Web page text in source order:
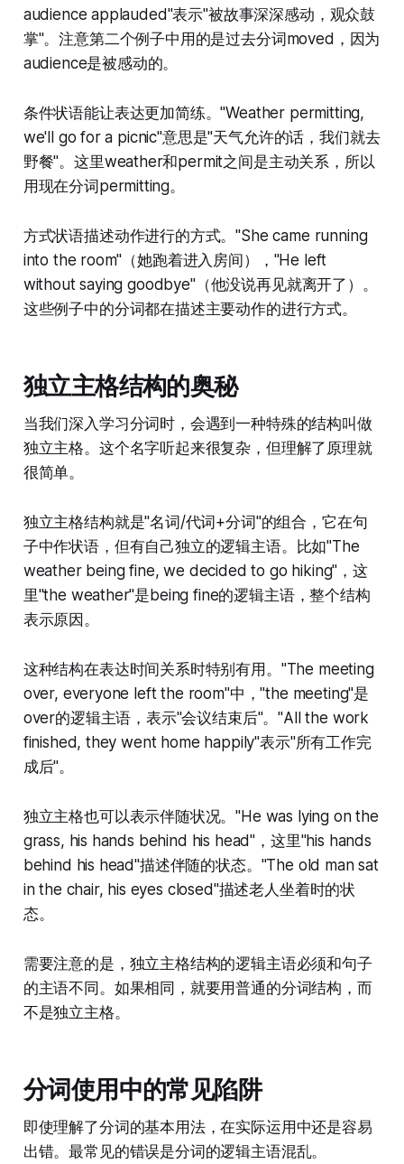
audience applauded"表示"被故事深深感动，观众鼓
掌"。注意第二个例子中用的是过去分词moved，因为
audience是被感动的。
条件状语能让表达更加简练。"Weather permitting,
we'll go for a picnic"意思是"天气允许的话，我们就去
野餐"。这里weather和permit之间是主动关系，所以
用现在分词permitting。
方式状语描述动作进行的方式。"She came running
into the room"（她跑着进入房间），"He left
without saying goodbye"（他没说再见就离开了）。
这些例子中的分词都在描述主要动作的进行方式。
独立主格结构的奥秘
当我们深入学习分词时，会遇到一种特殊的结构叫做
独立主格。这个名字听起来很复杂，但理解了原理就
很简单。
独立主格结构就是"名词/代词+分词"的组合，它在句
子中作状语，但有自己独立的逻辑主语。比如"The
weather being fine, we decided to go hiking"，这
里"the weather"是being fine的逻辑主语，整个结构
表示原因。
这种结构在表达时间关系时特别有用。"The meeting
over, everyone left the room"中，"the meeting"是
over的逻辑主语，表示"会议结束后"。"All the work
finished, they went home happily"表示"所有工作完
成后"。
独立主格也可以表示伴随状况。"He was lying on the
grass, his hands behind his head"，这里"his hands
behind his head"描述伴随的状态。"The old man sat
in the chair, his eyes closed"描述老人坐着时的状
态。
需要注意的是，独立主格结构的逻辑主语必须和句子
的主语不同。如果相同，就要用普通的分词结构，而
不是独立主格。
分词使用中的常见陷阱
即使理解了分词的基本用法，在实际运用中还是容易
出错。最常见的错误是分词的逻辑主语混乱。